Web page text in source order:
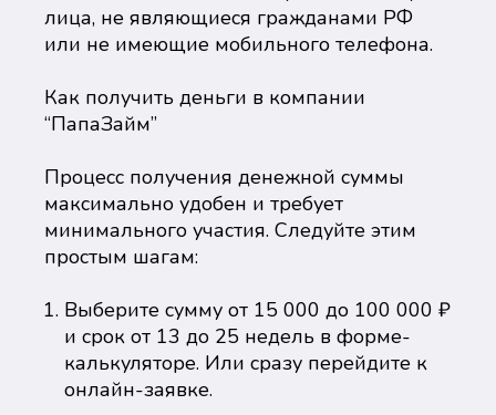
лица, не являющиеся гражданами РФ
или не имеющие мобильного телефона.
Как получить деньги в компании
“ПапаЗайм”
Процесс получения денежной суммы
максимально удобен и требует
минимального участия. Следуйте этим
простым шагам:
Выберите сумму от 15 000 до 100 000 ₽
и срок от 13 до 25 недель в форме-
калькуляторе. Или сразу перейдите к
онлайн-заявке.